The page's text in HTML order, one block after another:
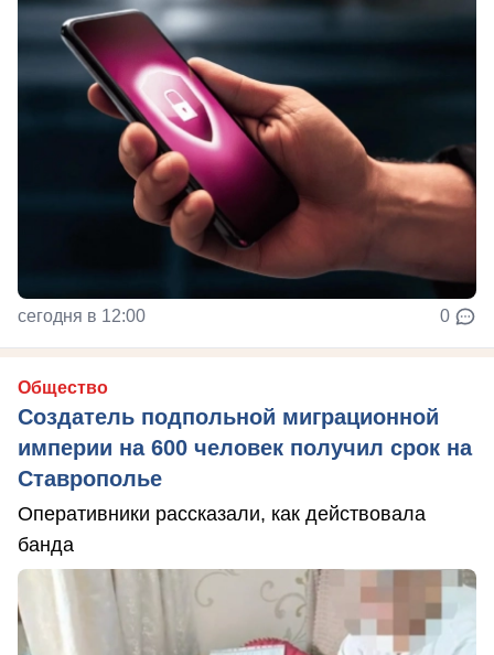
сегодня в 12:00 0
Общество
Создатель подпольной миграционной
империи на 600 человек получил срок на
Ставрополье
Оперативники рассказали, как действовала
банда